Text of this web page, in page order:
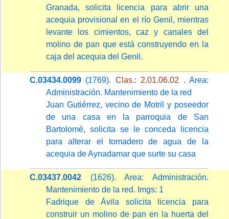
Granada, solicita licencia para abrir una
acequia provisional en el río Genil, mientras
levante los cimientos, caz y canales del
molino de pan que está construyendo en la
caja del acequia del Genil.
C.03434.0099 (1769). Clas.: 2.01.06.02 . Area:
Administración. Mantenimiento de la red
Juan Gutiérrez, vecino de Motril y poseedor
de una casa en la parroquia de San
Bartolomé, solicita se le conceda licencia
para alterar el tomadero de agua de la
acequia de Aynadamar que surte su casa
C.03437.0042 (1626). Area: Administración.
Mantenimiento de la red. Imgs: 1
Fadrique de Ávila solicita licencia para
construir un molino de pan en la huerta del